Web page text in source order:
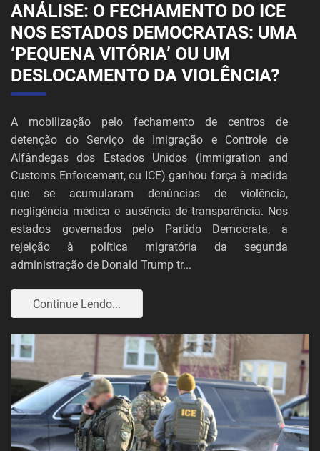
ANÁLISE: O FECHAMENTO DO ICE
NOS ESTADOS DEMOCRATAS: UMA
‘PEQUENA VITÓRIA’ OU UM
DESLOCAMENTO DA VIOLÊNCIA?
A mobilização pelo fechamento de centros de
detenção do Serviço de Imigração e Controle de
Alfândegas dos Estados Unidos (Immigration and
Customs Enforcement, ou ICE) ganhou força à medida
que se acumularam denúncias de violência,
negligência médica e ausência de transparência. Nos
estados governados pelo Partido Democrata, a
rejeição à política migratória da segunda
administração de Donald Trump tr...
Continue Lendo...